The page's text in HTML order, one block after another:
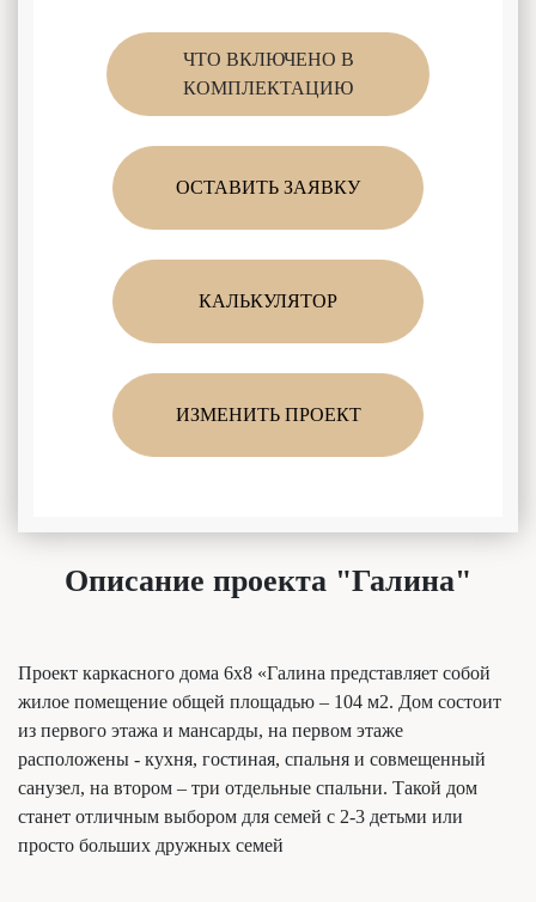
ЧТО ВКЛЮЧЕНО В
КОМПЛЕКТАЦИЮ
ОСТАВИТЬ ЗАЯВКУ
КАЛЬКУЛЯТОР
ИЗМЕНИТЬ ПРОЕКТ
Описание проекта "Галина"
Проект каркасного дома 6х8 «Галина представляет собой
жилое помещение общей площадью – 104 м2. Дом состоит
из первого этажа и мансарды, на первом этаже
расположены - кухня, гостиная, спальня и совмещенный
санузел, на втором – три отдельные спальни. Такой дом
станет отличным выбором для семей с 2-3 детьми или
просто больших дружных семей